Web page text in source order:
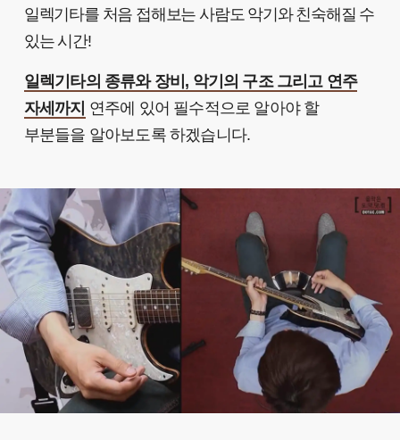
일렉기타를 처음 접해보는 사람도 악기와 친숙해질 수
있는 시간!
일렉기타의 종류와 장비, 악기의 구조 그리고 연주
자세까지 연주에 있어 필수적으로 알아야 할
부분들을 알아보도록 하겠습니다.